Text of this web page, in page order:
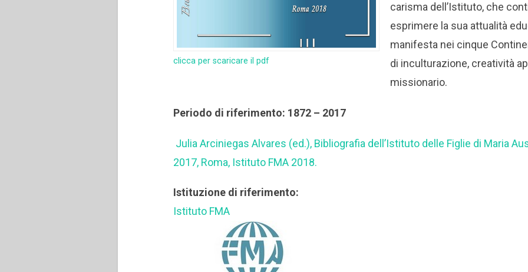
clicca per scaricare il pdf
carisma dell’Istituto, che
esprimere la sua attualità
manifesta nei cinque
di inculturazione, creatività
missionario.
Periodo di riferimento: 1872 – 2017
Julia Arciniegas Alvares (ed.), Bibliografia dell’Istituto delle Figlie di Maria
2017, Roma, Istituto FMA 2018.
Istituzione di riferimento:
Istituto FMA